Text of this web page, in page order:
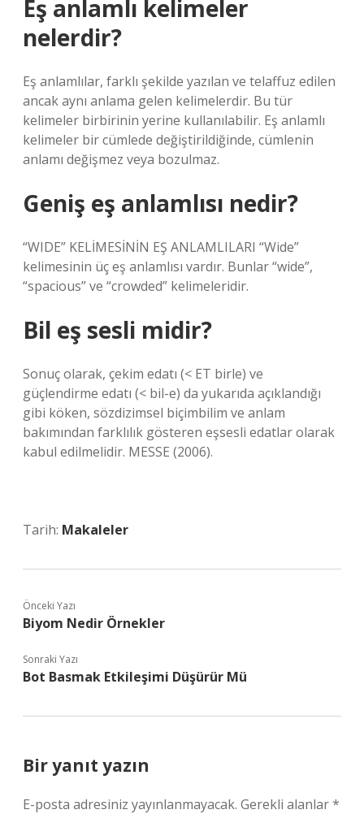
Eş anlamlı kelimeler
nelerdir?
Eş anlamlılar, farklı şekilde yazılan ve telaffuz edilen
ancak aynı anlama gelen kelimelerdir. Bu tür
kelimeler birbirinin yerine kullanılabilir. Eş anlamlı
kelimeler bir cümlede değiştirildiğinde, cümlenin
anlamı değişmez veya bozulmaz.
Geniş eş anlamlısı nedir?
“WIDE” KELİMESİNİN EŞ ANLAMLILARI “Wide”
kelimesinin üç eş anlamlısı vardır. Bunlar “wide”,
“spacious” ve “crowded” kelimeleridir.
Bil eş sesli midir?
Sonuç olarak, çekim edatı (< ET birle) ve
güçlendirme edatı (< bil-e) da yukarıda açıklandığı
gibi köken, sözdizimsel biçimbilim ve anlam
bakımından farklılık gösteren eşsesli edatlar olarak
kabul edilmelidir. MESSE (2006).
Tarih: Makaleler
Önceki Yazı
Biyom Nedir Örnekler
Sonraki Yazı
Bot Basmak Etkileşimi Düşürür Mü
Bir yanıt yazın
E-posta adresiniz yayınlanmayacak. Gerekli alanlar*